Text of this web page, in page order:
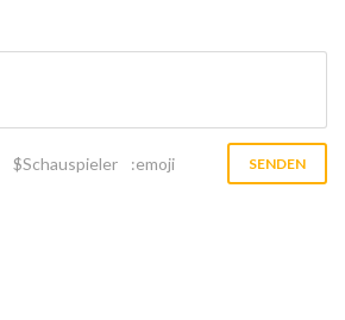
$Schauspieler :emoji